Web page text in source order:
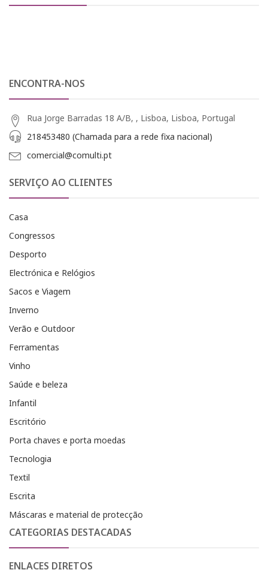
ENCONTRA-NOS
Rua Jorge Barradas 18 A/B, , Lisboa, Lisboa, Portugal
218453480 (Chamada para a rede fixa nacional)
comercial@comulti.pt
SERVIÇO AO CLIENTES
Casa
Congressos
Desporto
Electrónica e Relógios
Sacos e Viagem
Inverno
Verão e Outdoor
Ferramentas
Vinho
Saúde e beleza
Infantil
Escritório
Porta chaves e porta moedas
Tecnologia
Textil
Escrita
Máscaras e material de protecção
CATEGORIAS DESTACADAS
ENLACES DIRETOS